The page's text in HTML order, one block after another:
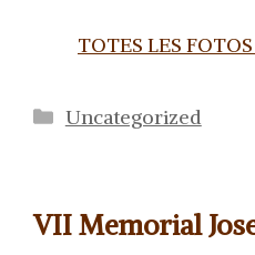
TOTES LES
Categorías
Uncategorized
VII Memorial